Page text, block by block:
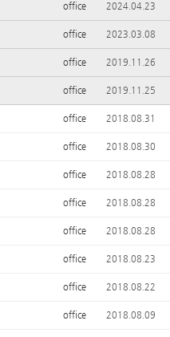
office 2024.04.23
office 2023.03.08
office 2019.11.26
office 2019.11.25
office 2018.08.31
office 2018.08.30
office 2018.08.28
office 2018.08.28
office 2018.08.28
office 2018.08.23
office 2018.08.22
office 2018.08.09